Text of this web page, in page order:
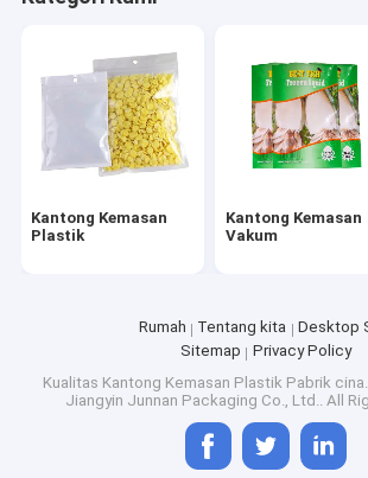
Kantong Kemasan
Plastik
Kantong Kemasan
Vakum
Rumah Tentang kita
Desktop
Sitemap
Privacy Policy
Kualitas Kantong Kemasan Plastik Pabrik
Jiangyin Junnan Packaging Co., Ltd.. All